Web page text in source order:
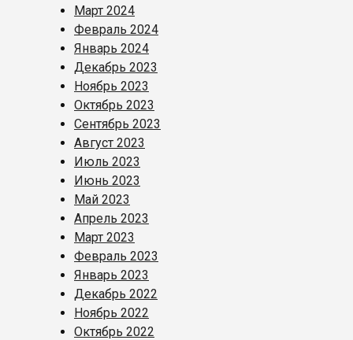
Март 2024
Февраль 2024
Январь 2024
Декабрь 2023
Ноябрь 2023
Октябрь 2023
Сентябрь 2023
Август 2023
Июль 2023
Июнь 2023
Май 2023
Апрель 2023
Март 2023
Февраль 2023
Январь 2023
Декабрь 2022
Ноябрь 2022
Октябрь 2022